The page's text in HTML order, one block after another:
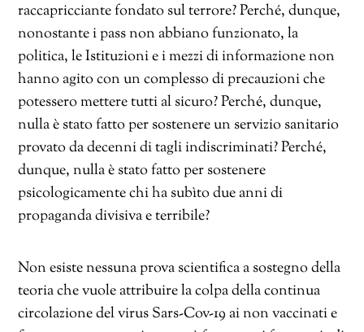
raccapricciante fondato sul terrore? Perché, dunque,
nonostante i pass non abbiano funzionato, la
politica, le Istituzioni e i mezzi di informazione non
hanno agito con un complesso di precauzioni che
potessero mettere tutti al sicuro? Perché, dunque,
nulla è stato fatto per sostenere un servizio sanitario
provato da decenni di tagli indiscriminati? Perché,
dunque, nulla è stato fatto per sostenere
psicologicamente chi ha subìto due anni di
propaganda divisiva e terribile?
Non esiste nessuna prova scientifica a sostegno della
teoria che vuole attribuire la colpa della continua
circolazione del virus Sars-Cov-19 ai non vaccinati e